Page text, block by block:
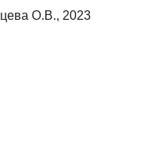
О.В., 2023